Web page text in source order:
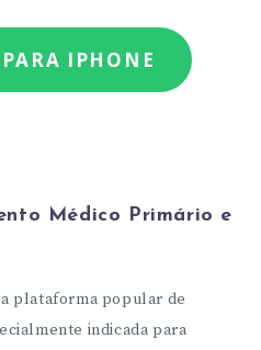
IPHONE
Médico Primário e
plataforma popular de
indicada para